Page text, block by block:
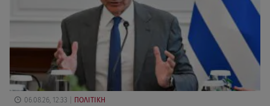
06.08.26, 12:33 ΠΟΛΙΤΙΚΗ